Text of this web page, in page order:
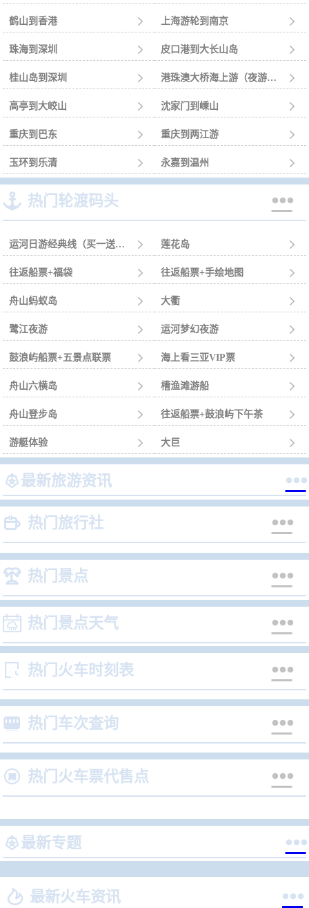
鹤山到香港  上海游轮到南京 
珠海到深圳  皮口港到大长山岛 
桂山岛到深圳  港珠澳大桥海上游（夜游）到珠海 
高亭到大峧山  沈家门到嵊山 
重庆到巴东  重庆到两江游 
玉环到乐清  永嘉到温州 
 热门轮渡码头 
运河日游经典线（买一送一）  莲花岛 
往返船票+福袋  往返船票+手绘地图 
舟山蚂蚁岛  大衢 
鹭江夜游  运河梦幻夜游 
鼓浪屿船票+五景点联票  海上看三亚VIP票 
舟山六横岛  槽渔滩游船 
舟山登步岛  往返船票+鼓浪屿下午茶 
游艇体验  大巨 
最新旅游资讯 
 热门旅行社 
 热门景点 
 热门景点天气 
 热门火车时刻表 
 热门车次查询 
 热门火车票代售点 
最新专题 
 最新火车资讯 